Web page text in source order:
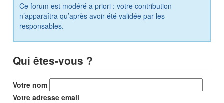
Ce forum est modéré a priori : votre contribution
n’apparaîtra qu’après avoir été validée par les
responsables.
Qui êtes-vous ?
Votre nom
Votre adresse email